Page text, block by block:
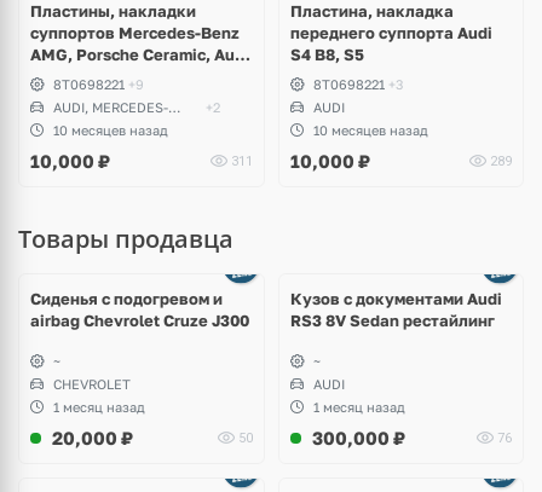
Пластины, накладки
суппортов Mercedes-Benz
AMG, Porsche Ceramic, Audi
S, RS, Volkswagen R, Seat
Cupra
8T0698221 +9
AUDI, MERCEDES-
BENZ
+2
10 месяцев назад
10,000 ₽ 311
Пластина, накладка
переднего суппорта Audi
S4 B8, S5
8T0698221 +3
AUDI
10 месяцев назад
10,000 ₽ 289
Товары продавца
Сиденья с подогревом и
airbag Chevrolet Cruze J300
~
CHEVROLET
1 месяц назад
20,000 ₽ 50
Кузов с документами Audi
RS3 8V Sedan рестайлинг
~
AUDI
1 месяц назад
300,000 ₽ 76